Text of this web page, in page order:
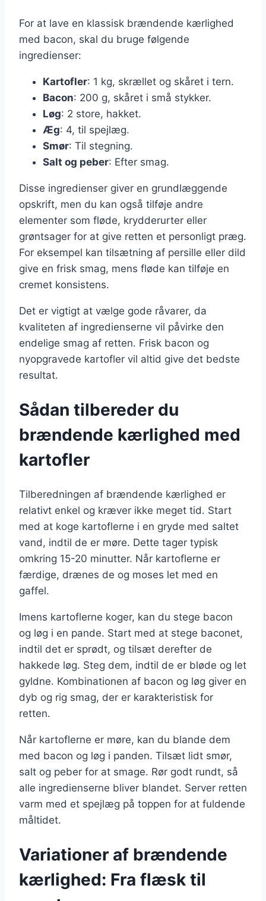
For at lave en klassisk brændende kærlighed
med bacon, skal du bruge følgende
ingredienser:
Kartofler: 1 kg, skrællet og skåret i tern.
Bacon: 200 g, skåret i små stykker.
Løg: 2 store, hakket.
Æg: 4, til spejlæg.
Smør: Til stegning.
Salt og peber: Efter smag.
Disse ingredienser giver en grundlæggende
opskrift, men du kan også tilføje andre
elementer som fløde, krydderurter eller
grøntsager for at give retten et personligt præg.
For eksempel kan tilsætning af persille eller dild
give en frisk smag, mens fløde kan tilføje en
cremet konsistens.
Det er vigtigt at vælge gode råvarer, da
kvaliteten af ingredienserne vil påvirke den
endelige smag af retten. Frisk bacon og
nyopgravede kartofler vil altid give det bedste
resultat.
Sådan tilbereder du
brændende kærlighed med
kartofler
Tilberedningen af brændende kærlighed er
relativt enkel og kræver ikke meget tid. Start
med at koge kartoflerne i en gryde med saltet
vand, indtil de er møre. Dette tager typisk
omkring 15-20 minutter. Når kartoflerne er
færdige, drænes de og moses let med en
gaffel.
Imens kartoflerne koger, kan du stege bacon
og løg i en pande. Start med at stege baconet,
indtil det er sprødt, og tilsæt derefter de
hakkede løg. Steg dem, indtil de er bløde og let
gyldne. Kombinationen af bacon og løg giver en
dyb og rig smag, der er karakteristisk for
retten.
Når kartoflerne er møre, kan du blande dem
med bacon og løg i panden. Tilsæt lidt smør,
salt og peber for at smage. Rør godt rundt, så
alle ingredienserne bliver blandet. Server retten
varm med et spejlæg på toppen for at fuldende
måltidet.
Variationer af brændende
kærlighed: Fra flæsk til